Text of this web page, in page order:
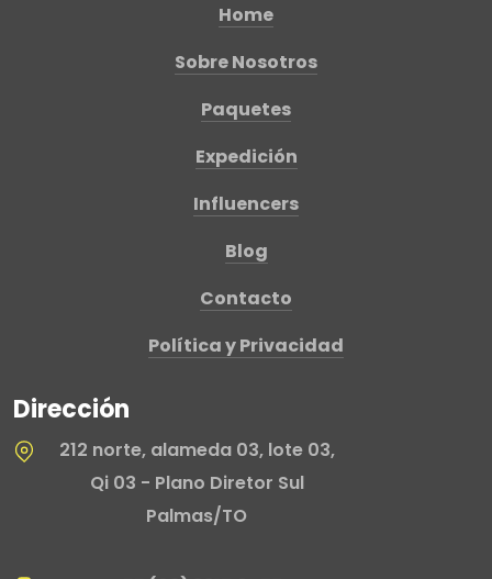
Home
Sobre Nosotros
Paquetes
Expedición
Influencers
Blog
Contacto
Política y Privacidad
Dirección
212 norte, alameda 03, lote 03,
Qi 03 - Plano Diretor Sul
Palmas/TO